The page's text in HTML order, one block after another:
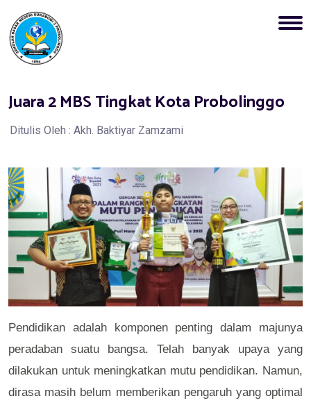
Juara 2 MBS Tingkat Kota Probolinggo
Ditulis Oleh : Akh. Baktiyar Zamzami
Pendidikan adalah komponen penting dalam majunya
peradaban suatu bangsa. Telah banyak upaya yang
dilakukan untuk meningkatkan mutu pendidikan. Namun,
dirasa masih belum memberikan pengaruh yang optimal